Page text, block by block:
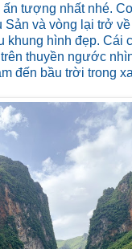
ấn tượng nhất nhé.
Sản và vòng lại trở
khung hình đẹp. Cái
thuyền ngước
đến bầu trời trong